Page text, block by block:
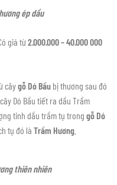
ép dầu
giá từ2.000.000 – 40.000 000
câygỗ Dó Bầu bị thương sau đó
Dó Bầu tiết ra dầu Trầm
tinh dầu trầm tụ trong gỗ Dó
tụ đó là Trầm Hương
thiên nhiên